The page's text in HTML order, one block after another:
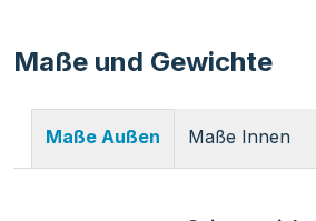
Maße und Gewichte
Maße Außen Maße Innen